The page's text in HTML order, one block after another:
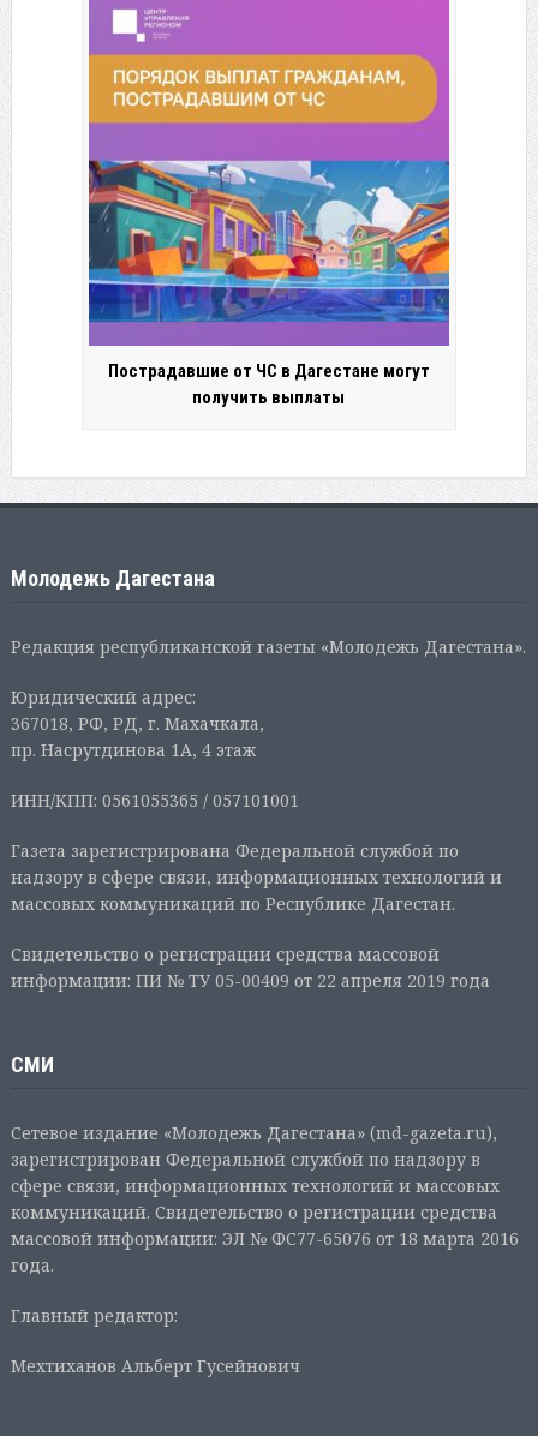
Пострадавшие от ЧС в Дагестане могут
получить выплаты
Молодежь Дагестана
Редакция республиканской газеты «Молодежь Дагестана».
Юридический адрес:
367018, РФ, РД, г. Махачкала,
пр. Насрутдинова 1А, 4 этаж
ИНН/КПП: 0561055365 / 057101001
Газета зарегистрирована Федеральной службой по
надзору в сфере связи, информационных технологий и
массовых коммуникаций по Республике Дагестан.
Свидетельство о регистрации средства массовой
информации: ПИ № ТУ 05-00409 от 22 апреля 2019 года
СМИ
Сетевое издание «Молодежь Дагестана» (md-gazeta.ru),
зарегистрирован Федеральной службой по надзору в
сфере связи, информационных технологий и массовых
коммуникаций. Свидетельство о регистрации средства
массовой информации: ЭЛ № ФС77-65076 от 18 марта 2016
года.
Главный редактор:
Мехтиханов Альберт Гусейнович